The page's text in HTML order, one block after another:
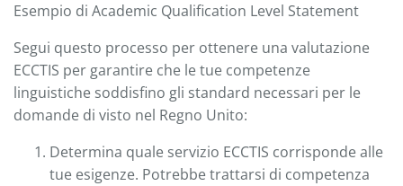
Esempio di Academic Qualification Level Statement
Segui questo processo per ottenere una valutazione
ECCTIS per garantire che le tue competenze
linguistiche soddisfino gli standard necessari per le
domande di visto nel Regno Unito:
Determina quale servizio ECCTIS corrisponde alle
tue esigenze. Potrebbe trattarsi di competenza